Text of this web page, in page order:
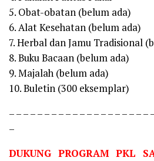
5. Obat-obatan (belum ada)
6. Alat Kesehatan (belum ada)
7. Herbal dan Jamu Tradisional
8. Buku Bacaan (belum ada)
9. Majalah (belum ada)
10. Buletin (300 eksemplar)
– – – – – – – – – – – – – – – – – – – –
–
DUKUNG PROGRAM PKL